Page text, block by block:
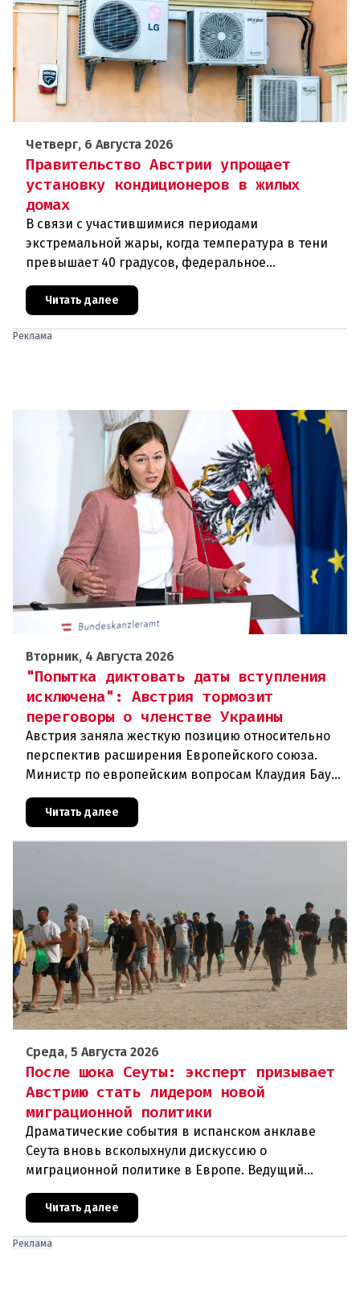
Четверг, 6 Августа 2026
Правительство Австрии упрощает
установку кондиционеров в жилых
домах
В связи с участившимися периодами
экстремальной жары, когда температура в тени
превышает 40 градусов, федеральное
проблемы перегрева жилых помещений. В среду н
Читать далее
Реклама
Вторник, 4 Августа 2026
"Попытка диктовать даты вступления
исключена": Австрия тормозит
переговоры о членстве Украины
Австрия заняла жесткую позицию относительно
перспектив расширения Европейского союза.
Министр по европейским вопросам Клаудия Бауэр
(ÖVP) категорически исключила возможность
ускоренного присоединения
Читать далее
Среда, 5 Августа 2026
После шока Сеуты: эксперт призывает
Австрию стать лидером новой
миграционной политики
Драматические события в испанском анклаве
Сеута вновь всколыхнули дискуссию о
миграционной политике в Европе. Ведущий
эксперт по миграции Джеральд Кнаус, один из
архитекторов соглашения ЕС-Турция 2016
Читать далее
Реклама